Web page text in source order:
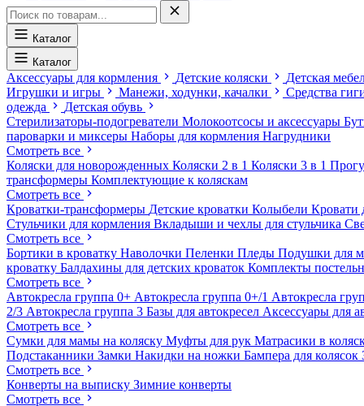
Каталог
Каталог
Аксессуары для кормления Детские коляски
Детская
Игрушки и игры
Манежи, ходунки, качалки
Средства
одежда
Детская обувь
Стерилизаторы-подогреватели Молокоотсосы и аксессуары
пароварки и миксеры Наборы для кормления Нагрудники
Смотреть все
Коляски для новорожденных Коляски 2 в 1 Коляски 3 в 1
трансформеры Комплектующие к коляскам
Смотреть все
Кроватки-трансформеры Детские кроватки Колыбели Кровати
Стульчики для кормления Вкладыши и чехлы для стульчика
Смотреть все
Бортики в кроватку Наволочки Пеленки Пледы Подушки для
кроватку Балдахины для детских кроваток Комплекты
Смотреть все
Автокресла группа 0+ Автокресла группа 0+/1 Автокресла
2/3 Автокресла группа 3 Базы для автокресел Аксессуары для
Смотреть все
Сумки для мамы на коляску Муфты для рук Матрасики в
Подстаканники Замки Накидки на ножки Бампера для колясок
Смотреть все
Конверты на выписку Зимние конверты
Смотреть все